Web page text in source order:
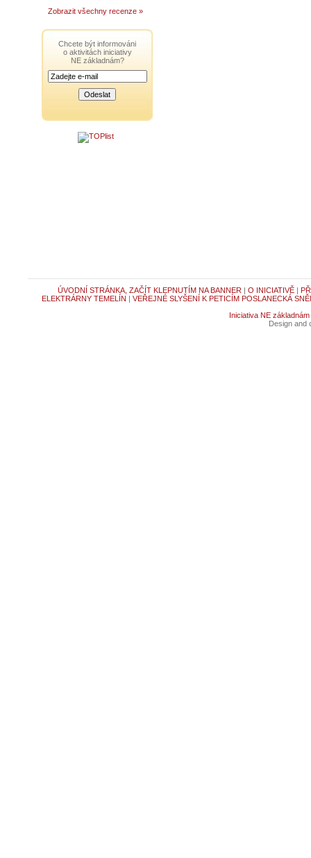
Zobrazit všechny recenze »
Chcete být informováni
o aktivitách iniciativy
NE základnám?
ÚVODNÍ STRÁNKA, ZAČÍT KLEPNUTÍM NA BANNER | O INICIATIVĚ|
ELEKTRÁRNY TEMELÍN | VEŘEJNÉ SLYŠENÍ K PETICÍM POSLANECKÁ
Iniciativa NE základnám
Design and